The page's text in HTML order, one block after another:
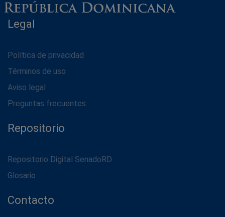
Legal
Política de privacidad
Términos de uso
Aviso legal
Preguntas frecuentes
Repositorio
Repositorio Digital SenadoRD
Glosario
Contacto